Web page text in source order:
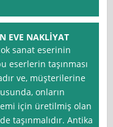
EVE NAKLİYAT
sanat eserinin
eserlerin taşınması
ve, müşterilerine
onların
için üretilmiş olan
taşınmalıdır. Antika